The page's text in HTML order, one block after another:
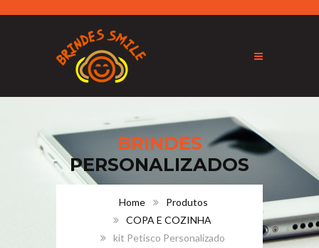
BRINDES
PERSONALIZADOS
Home
Produtos
COPA E COZINHA
kit Petisco Personalizado